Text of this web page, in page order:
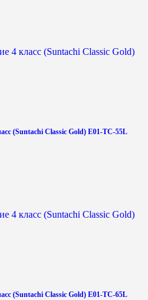
(Suntachi Classic Gold) E01-TC-55L
(Suntachi Classic Gold) E01-TC-65L